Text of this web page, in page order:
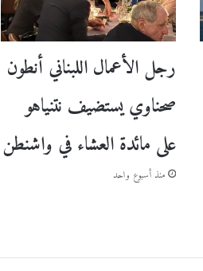
رجل الأعمال اللبناني أنطون
صحناوي يستضيف نتنياهو
على مائدة العشاء في واشنطن
منذ أسبوع واحد